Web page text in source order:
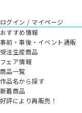
ログイン / マイページ
おすすめ情報
事前・事後・イベント通販
受注生産商品
フェア情報
商品一覧
作品名から探す
新着商品
好評により再販売！